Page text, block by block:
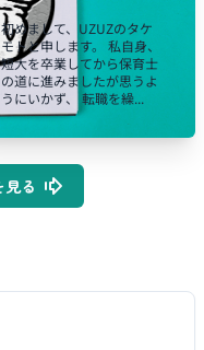
初めまして、UZUZのタケ
モトと申します。 私自身、
短大を卒業してから保育士
の道に進みましたが思うよ
うにいかず、 転職を繰...
る